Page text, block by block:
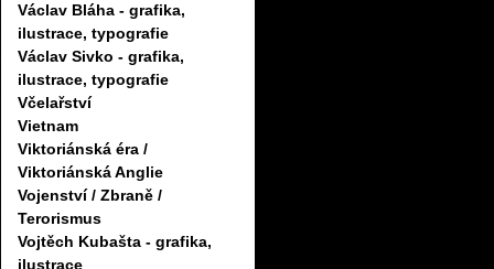
Václav Bláha - grafika,
ilustrace, typografie
Václav Sivko - grafika,
ilustrace, typografie
Včelařství
Vietnam
Viktoriánská éra /
Viktoriánská Anglie
Vojenství / Zbraně /
Terorismus
Vojtěch Kubašta - grafika,
ilustrace